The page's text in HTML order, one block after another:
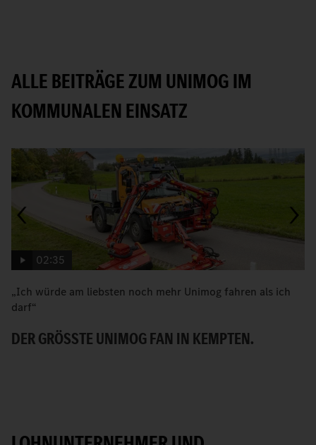
ALLE BEITRÄGE ZUM UNIMOG IM
KOMMUNALEN EINSATZ
02:35
„Ich würde am liebsten noch mehr Unimog fahren als ich
darf“
DER GRÖSSTE UNIMOG FAN IN KEMPTEN.